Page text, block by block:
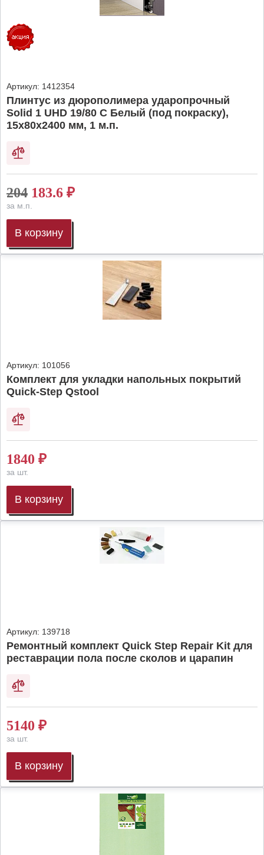
Артикул: 1412354
Плинтус из дюрополимера ударопрочный
Solid 1 UHD 19/80 C Белый (под покраску),
15х80х2400 мм, 1 м.п.
204 183.6 ₽
за м.п.
В корзину
Артикул: 101056
Комплект для укладки напольных покрытий
Quick-Step Qstool
1840 ₽
за шт.
В корзину
Артикул: 139718
Ремонтный комплект Quick Step Repair Kit для
реставрации пола после сколов и царапин
5140 ₽
за шт.
В корзину